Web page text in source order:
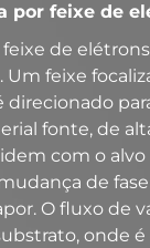
por feixe de
de
Um feixe
direcionado
fonte, de
com o
de
O fluxo de
onde